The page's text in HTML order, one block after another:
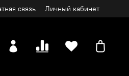
связь Личный кабинет